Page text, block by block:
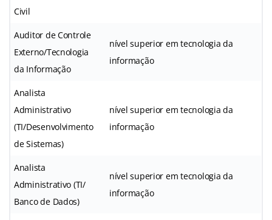
Civil
Auditor de Controle
Externo/Tecnologia
da Informação
nível superior em tecnologia da
informação
Analista
Administrativo
(TI/Desenvolvimento
de Sistemas)
nível superior em tecnologia da
informação
Analista
Administrativo (TI/
Banco de Dados)
nível superior em tecnologia da
informação